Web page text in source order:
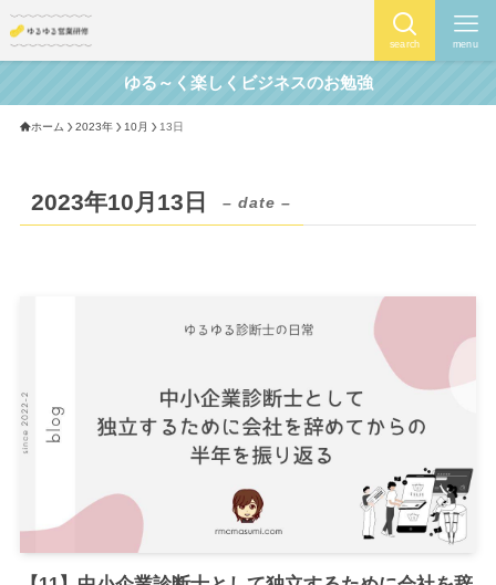
search menu
ゆる～く楽しくビジネスのお勉強
ホーム 2023年 10月 13日
2023年10月13日 – date –